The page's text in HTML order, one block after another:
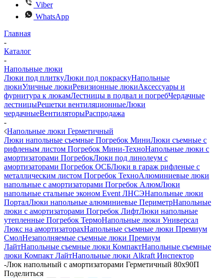
Viber
WhatsApp
Главная
-
Каталог
-
Напольные люки
Люки под плиткуЛюки под покраскуНапольные
люкиУличные люкиРевизионные люкиАксессуары и
фурнитура к люкамЛестницы в подвал и погребЧердачные
лестницыРешетки вентиляционныеЛюки
чердачныеВентиляторыРаспродажа
-
Напольные люки Герметичный
Люки напольные съемные Погребок МиниЛюки съемные с
рифленым листом Погребок Мини-ТехноНапольные люки с
амортизаторами ПогребокЛюки под линолеум с
амортизаторами Погребок ОСБЛюки в гараж рифленые с
металлическим листом Погребок ТехноАлюминиевые люки
напольные с амортизаторами Погребок АлюмЛюки
напольные стальные эконом Event ЛНСЭНапольные люки
ПорталЛюки напольные алюминиевые ПериметрНапольные
люки с амортизаторами Погребок ЛифтЛюки напольные
утепленные Погребок ТермоНапольные люки Универсал
Люкс на амортизаторахНапольные съемные люки Премиум
СмолНезаполняемые съемные люки Премиум
ЛайтНапольные съемные люки КомпактНапольные съемные
люки Компакт ЛайтНапольные люки Alkraft Инспектор
-Люк напольный с амортизаторами Герметичный 80х90П
Поделиться